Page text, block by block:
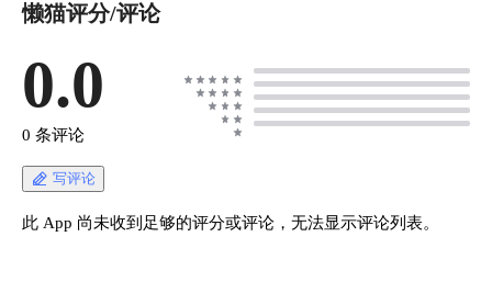
懒猫评分/评论
0.0
0 条评论
写评论
此 App 尚未收到足够的评分或评论，无法显示评论列表。